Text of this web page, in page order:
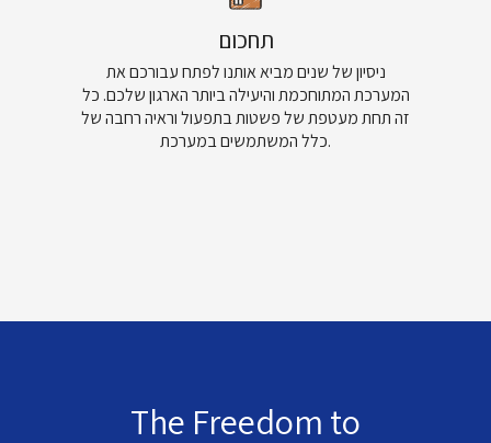
תחכום
ניסיון של שנים מביא אותנו לפתח עבורכם את
המערכת המתוחכמת והיעילה ביותר הארגון שלכם. כל
זה תחת מעטפת של פשטות בתפעול וראיה רחבה של
כלל המשתמשים במערכת.
The Freedom to